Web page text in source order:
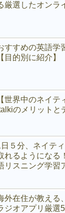
厳選したオンラ
すすめの英語学
【目的別に紹介】
【世界中のネイテ
のメリットと
日５分、ネイテ
れるようになる
リスニング学習
外在住が教える
ジオアプリ厳選